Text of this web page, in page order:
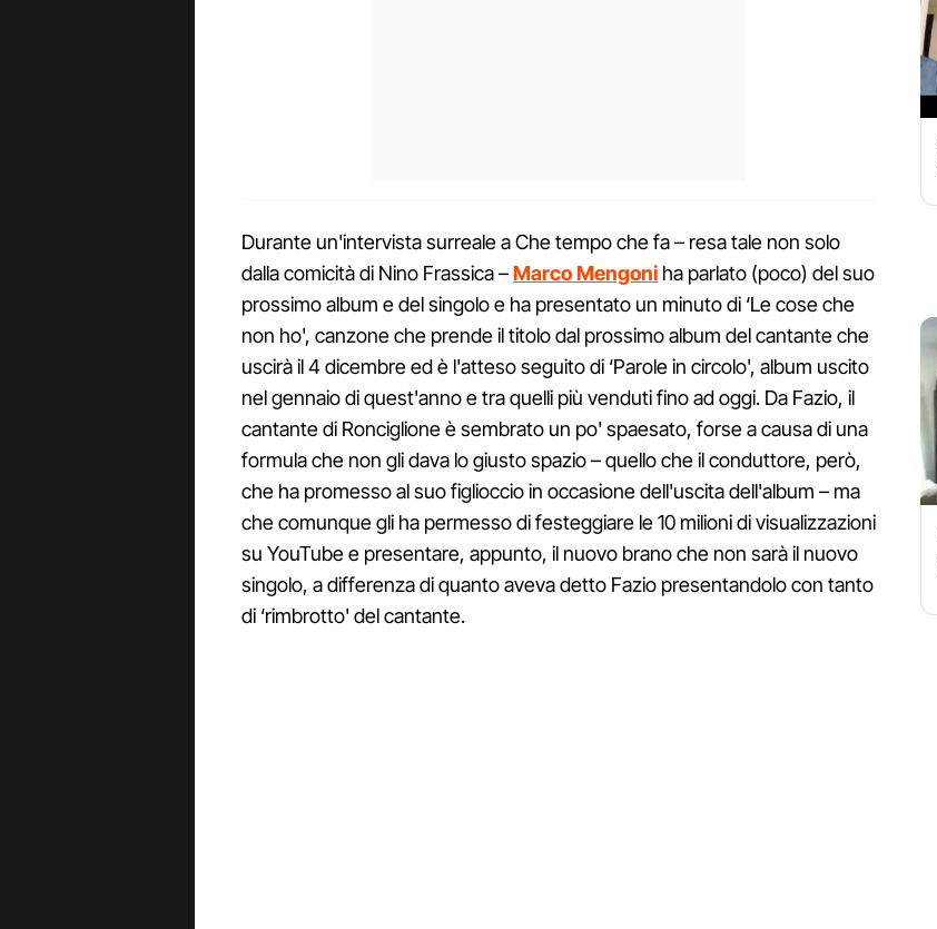
Durante un'intervista surreale a Che tempo che fa – resa tale non solo
dalla comicità di Nino Frassica –Marco Mengoni ha parlato (poco) del suo
prossimo album e del singolo e ha presentato un minuto di ‘Le cose che
non ho', canzone che prende il titolo dal prossimo album del cantante che
uscirà il 4 dicembre ed è l'atteso seguito di ‘Parole in circolo', album uscito
nel gennaio di quest'anno e tra quelli più venduti fino ad oggi. Da Fazio, il
cantante di Ronciglione è sembrato un po' spaesato, forse a causa di una
formula che non gli dava lo giusto spazio – quello che il conduttore, però,
che ha promesso al suo figlioccio in occasione dell'uscita dell'album – ma
che comunque gli ha permesso di festeggiare le 10 milioni di visualizzazioni
su YouTube e presentare, appunto, il nuovo brano che non sarà il nuovo
singolo, a differenza di quanto aveva detto Fazio presentandolo con tanto
di ‘rimbrotto' del cantante.